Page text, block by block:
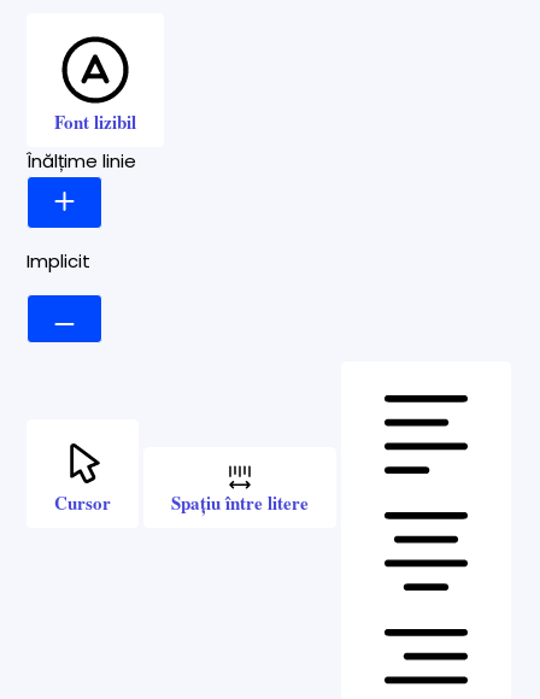
Font lizibil
Înălțime linie
Implicit
Cursor Spațiu între litere